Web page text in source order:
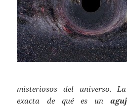
misteriosos del universo.
exacta de qué es un